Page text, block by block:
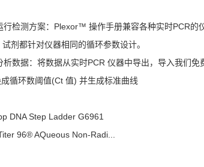
行检测方案：Plexor™ 操作手册兼容各种实时PCR的
剂都针对仪器相同的循环参数设计。
析数据：将数据从实时PCR 仪器中导出，导入我们
循环数阈值(Ct 值) 并生成标准曲线
DNA Step Ladder G6961
96® AQueous Non-Radi...